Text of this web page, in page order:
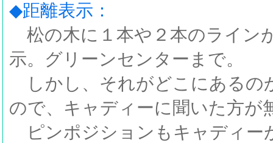
◆距離表示：
松の木に１本や２本のライン
示。グリーンセンターまで。
しかし、それがどこにあるの
ので、キャディーに聞いた方が
ピンポジションもキャディー